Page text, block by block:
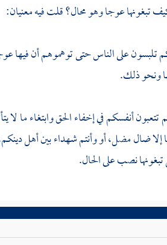
تبغونها عوجا وهو محال؟ قلت فيه معنيان:
تلبسون على الناس حتى توهموهم أن فيها
ونحو ذلك.
تتعبون أنفسكم في إخفاء الحق وابتغاء ما
إلا ضال مضل، أو وأنتم شهداء بين أهل
نصب على الحال.